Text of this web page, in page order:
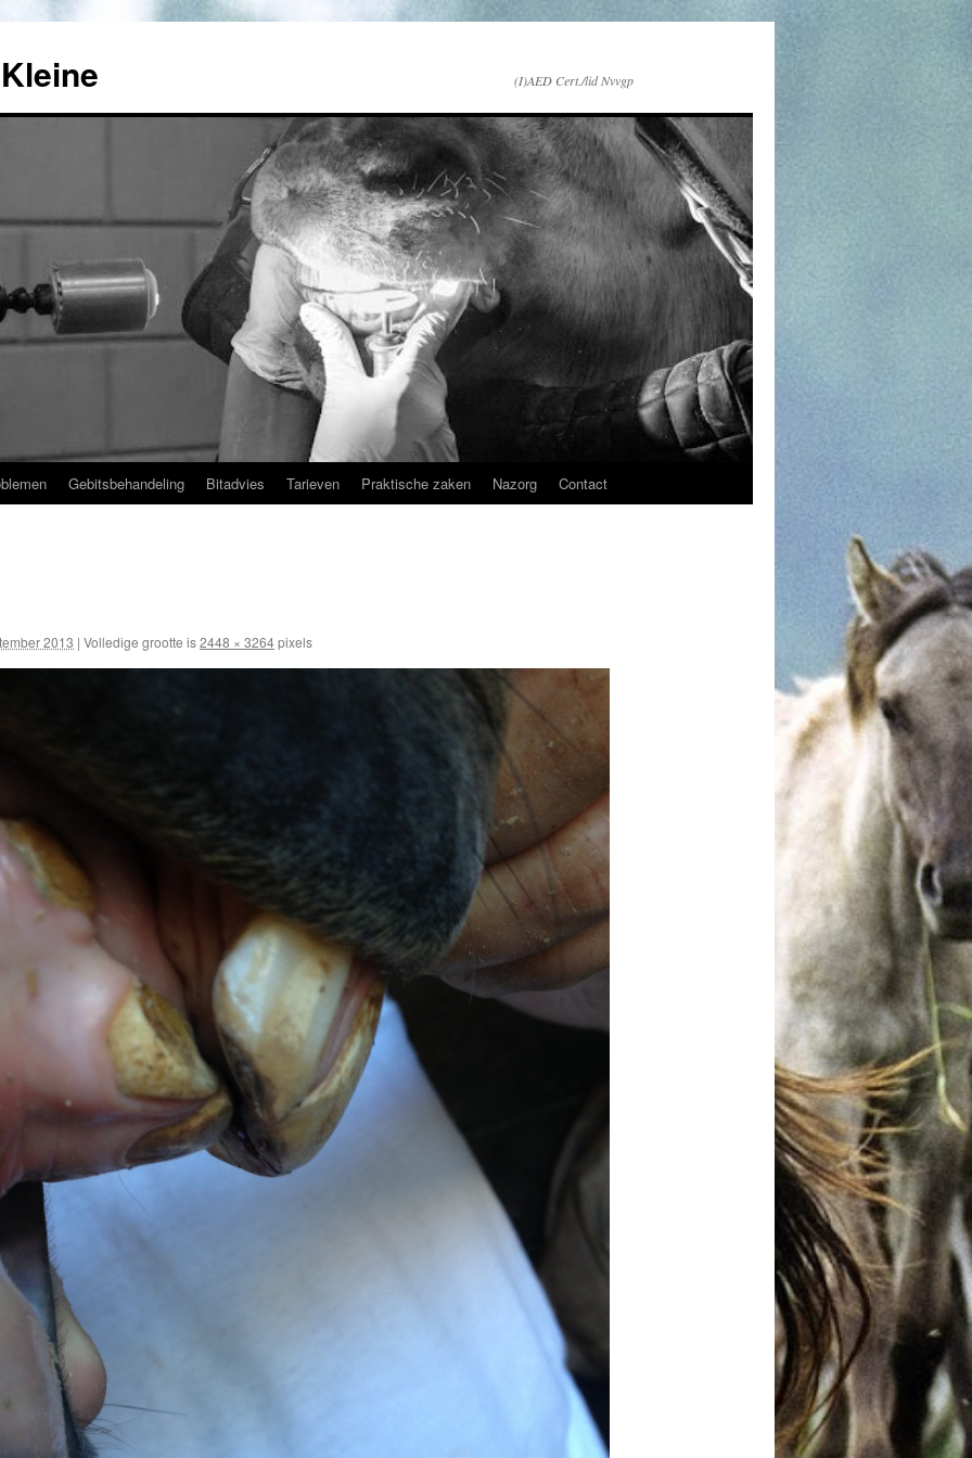
(I)AED Cert./lid Nvvgp
Gebitsbehandeling Bitadvies Tarieven Praktische zaken Nazorg Contact
2013 | Volledige grootte is2448 × 3264pixels